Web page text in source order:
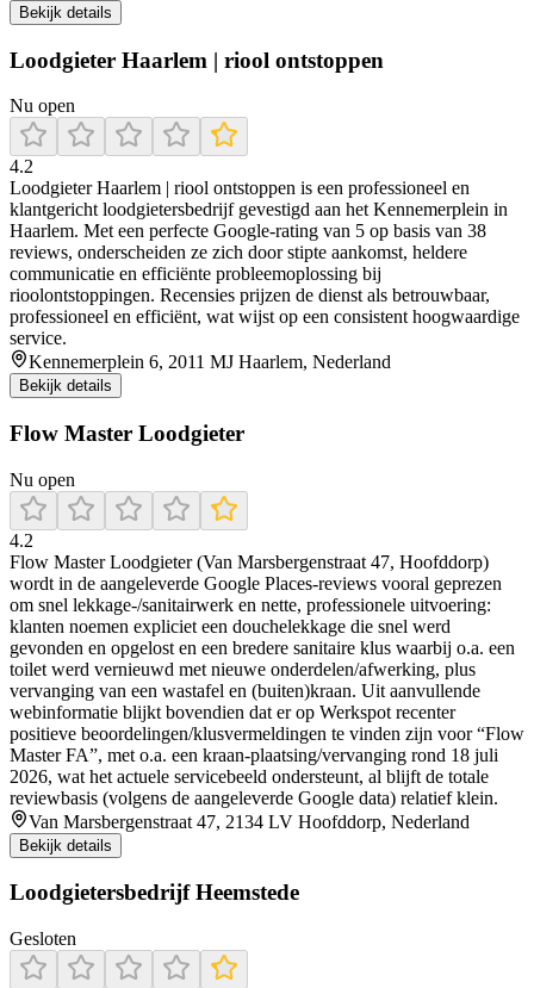
Bekijk details
Loodgieter Haarlem | riool ontstoppen
Nu open
4.2
Loodgieter Haarlem | riool ontstoppen is een professioneel en
klantgericht loodgietersbedrijf gevestigd aan het Kennemerplein in
Haarlem. Met een perfecte Google-rating van 5 op basis van 38
reviews, onderscheiden ze zich door stipte aankomst, heldere
communicatie en efficiënte probleemoplossing bij
rioolontstoppingen. Recensies prijzen de dienst als betrouwbaar,
professioneel en efficiënt, wat wijst op een consistent hoogwaardige
service.
Kennemerplein 6, 2011 MJ Haarlem, Nederland
Bekijk details
Flow Master Loodgieter
Nu open
4.2
Flow Master Loodgieter (Van Marsbergenstraat 47, Hoofddorp)
wordt in de aangeleverde Google Places-reviews vooral geprezen
om snel lekkage-/sanitairwerk en nette, professionele uitvoering:
klanten noemen expliciet een douchelekkage die snel werd
gevonden en opgelost en een bredere sanitaire klus waarbij o.a. een
toilet werd vernieuwd met nieuwe onderdelen/afwerking, plus
vervanging van een wastafel en (buiten)kraan. Uit aanvullende
webinformatie blijkt bovendien dat er op Werkspot recenter
positieve beoordelingen/klusvermeldingen te vinden zijn voor “Flow
Master FA”, met o.a. een kraan-plaatsing/vervanging rond 18 juli
2026, wat het actuele servicebeeld ondersteunt, al blijft de totale
reviewbasis (volgens de aangeleverde Google data) relatief klein.
Van Marsbergenstraat 47, 2134 LV Hoofddorp, Nederland
Bekijk details
Loodgietersbedrijf Heemstede
Gesloten